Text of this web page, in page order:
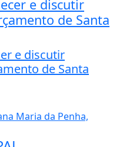
e discutir
de Santa
e discutir
de Santa